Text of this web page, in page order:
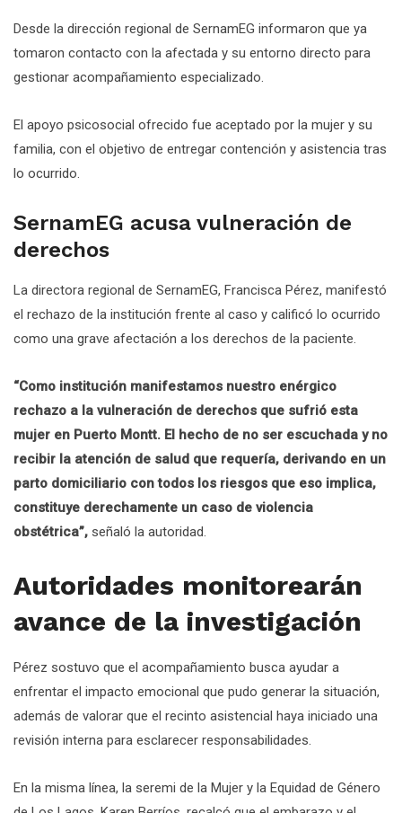
Desde la dirección regional de SernamEG informaron que ya
tomaron contacto con la afectada y su entorno directo para
gestionar acompañamiento especializado.
El apoyo psicosocial ofrecido fue aceptado por la mujer y su
familia, con el objetivo de entregar contención y asistencia tras
lo ocurrido.
SernamEG acusa vulneración de
derechos
La directora regional de SernamEG, Francisca Pérez, manifestó
el rechazo de la institución frente al caso y calificó lo ocurrido
como una grave afectación a los derechos de la paciente.
“Como institución manifestamos nuestro enérgico
rechazo a la vulneración de derechos que sufrió esta
mujer en Puerto Montt. El hecho de no ser escuchada y no
recibir la atención de salud que requería, derivando en un
parto domiciliario con todos los riesgos que eso implica,
constituye derechamente un caso de violencia
obstétrica”, señaló la autoridad.
Autoridades monitorearán
avance de la investigación
Pérez sostuvo que el acompañamiento busca ayudar a
enfrentar el impacto emocional que pudo generar la situación,
además de valorar que el recinto asistencial haya iniciado una
revisión interna para esclarecer responsabilidades.
En la misma línea, la seremi de la Mujer y la Equidad de Género